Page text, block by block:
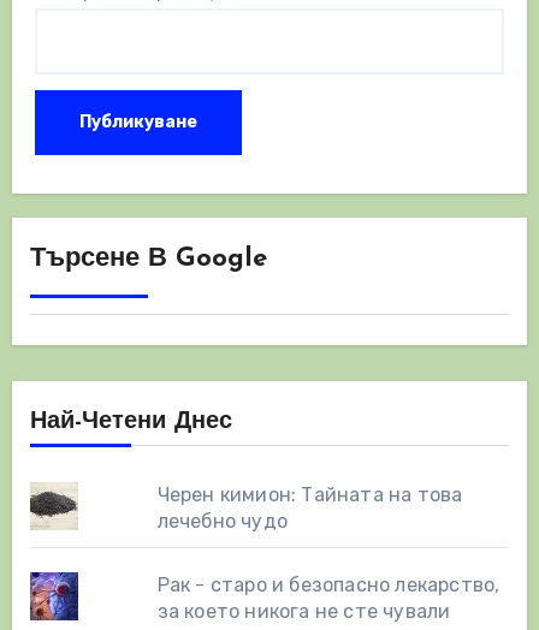
Търсене В Google
Най-Четени Днес
Черен кимион: Тайната на това
лечебно чудо
Рак - старо и безопасно лекарство,
за което никога не сте чували